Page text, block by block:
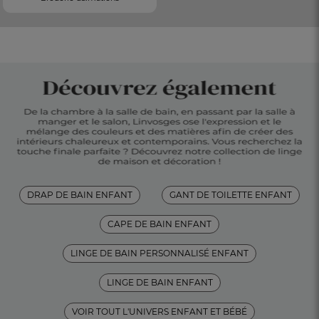
DRAP DE BAIN ENFANT GANT DE TOILETTE ENFANT
CAPE DE BAIN ENFANT
LINGE DE BAIN PERSONNALISÉ ENFANT
LINGE DE BAIN ENFANT
VOIR TOUT L'UNIVERS ENFANT ET BÉBÉ